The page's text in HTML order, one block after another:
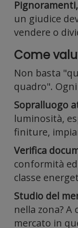
un giudice
vendere o
Come
Non basta
quadro".
Sopralluogo
luminosità,
finiture,
Verifica
conformità
classe
Studio del
nella zona? A
mercato in
il